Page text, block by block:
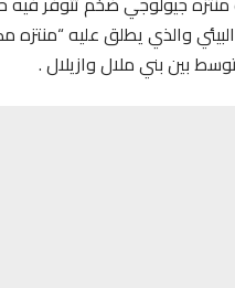
والذي يطلق عليه “منتزه